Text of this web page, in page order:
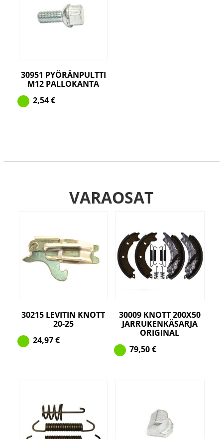
30951 PYÖRÄNPULTTI
M12 PALLOKANTA
2,54€
VARAOSAT
30215 LEVITIN KNOTT
20-25
24,97€
30009 KNOTT 200X50
JARRUKENKÄSARJA
ORIGINAL
79,50€